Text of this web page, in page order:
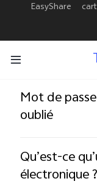
Morocco |
EasyShare
Mot de
oublié
Qu’est-ce
électronique ?